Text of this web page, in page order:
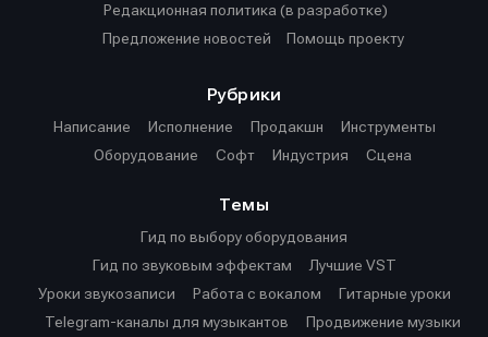
Редакционная политика (в разработке)
Предложение новостей
Помощь проекту
Рубрики
Написание
Исполнение Продакшн
Инструменты
Оборудование
Софт Индустрия Сцена
Темы
Гид по выбору оборудования
Гид по звуковым эффектам
Лучшие VST
Уроки звукозаписи
Работа с вокалом
Гитарные уроки
Telegram-каналы для музыкантов
Продвижение музыки